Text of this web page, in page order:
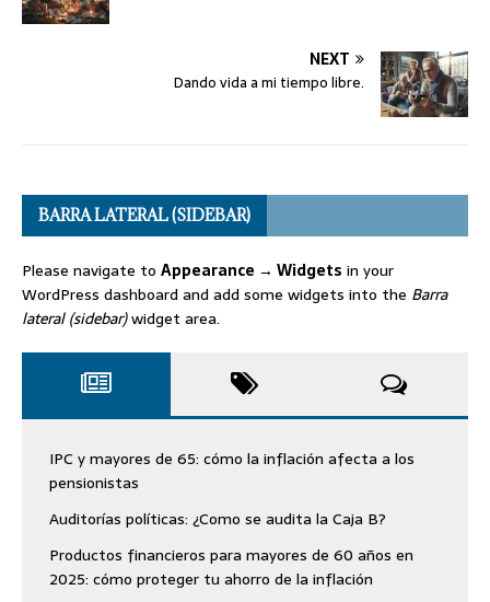
NEXT
Dando vida a mi tiempo libre.
BARRA LATERAL (SIDEBAR)
Please navigate to Appearance → Widgets in your
WordPress dashboard and add some widgets into the Barra
lateral (sidebar)widget area.
IPC y mayores de 65: cómo la inflación afecta a los
pensionistas
Auditorías políticas: ¿Como se audita la Caja B?
Productos financieros para mayores de 60 años en
2025: cómo proteger tu ahorro de la inflación